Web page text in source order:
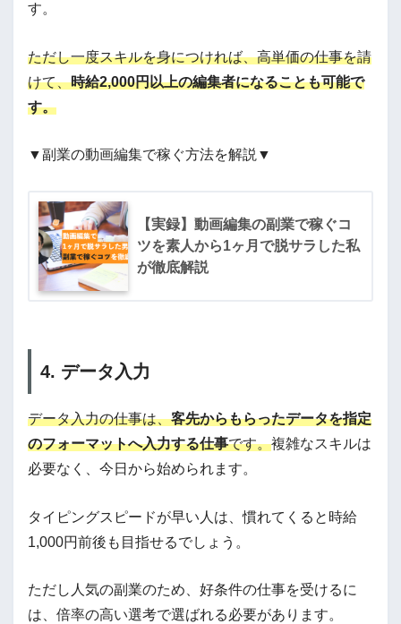
す。
ただし一度スキルを身につければ、高単価の仕事を請
けて、時給2,000円以上の編集者になることも可能で
す。
▼副業の動画編集で稼ぐ方法を解説▼
【実録】動画編集の副業で稼ぐコ
ツを素人から1ヶ月で脱サラした私
が徹底解説
4. データ入力
データ入力の仕事は、客先からもらったデータを指定
のフォーマットへ入力する仕事です。複雑なスキルは
必要なく、今日から始められます。
タイピングスピードが早い人は、慣れてくると時給
1,000円前後も目指せるでしょう。
ただし人気の副業のため、好条件の仕事を受けるに
は、倍率の高い選考で選ばれる必要があります。